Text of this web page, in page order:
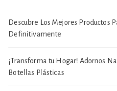
Descubre Los Mejores Productos
Definitivamente
¡Transforma tu Hogar! Adornos
Botellas Plásticas